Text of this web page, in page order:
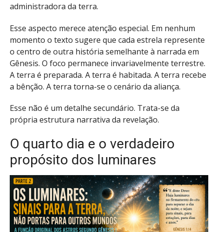
administradora da terra.
Esse aspecto merece atenção especial. Em nenhum
momento o texto sugere que cada estrela represente
o centro de outra história semelhante à narrada em
Gênesis. O foco permanece invariavelmente terrestre.
A terra é preparada. A terra é habitada. A terra recebe
a bênção. A terra torna-se o cenário da aliança.
Esse não é um detalhe secundário. Trata-se da
própria estrutura narrativa da revelação.
O quarto dia e o verdadeiro
propósito dos luminares